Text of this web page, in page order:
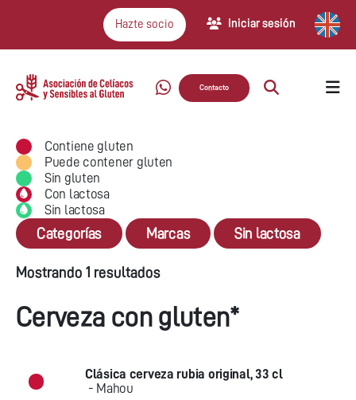
Hazte socio Iniciar sesión
Contacto
Contiene gluten
Puede contener gluten
Sin gluten
Con lactosa
Sin lactosa
Categorías Marcas Sin lactosa
Mostrando 1 resultados
Cerveza con gluten*
Clásica cerveza rubia original, 33 cl
- Mahou